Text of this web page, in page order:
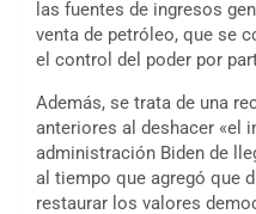
las fuentes de ingresos
venta de petróleo, que se
el control del poder por
Además, se trata de una
anteriores al deshacer «el
administración Biden de
al tiempo que agregó que
restaurar los valores